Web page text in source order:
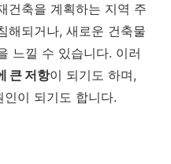
건축을 계획하는 지역 주
해되거나, 새로운 건축물
느낄 수 있습니다. 이러
큰 저항이 되기도 하며,
이 되기도 합니다.